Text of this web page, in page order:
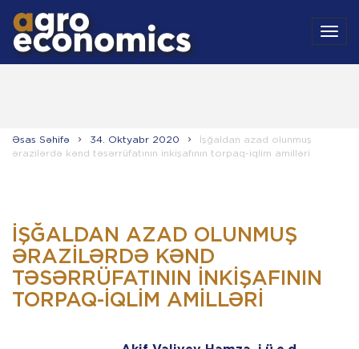
Əsas Səhifə 34. Oktyabr 2020
İşğaldan azad olunmuş
ərazilərdə kənd təsərrüfatının inkişafının torpaq-iqlim amilləri
İŞĞALDAN AZAD OLUNMUŞ
ƏRAZILƏRDƏ KƏND
TƏSƏRRÜFATININ INKIŞAFININ
TORPAQ-IQLIM AMILLƏRI